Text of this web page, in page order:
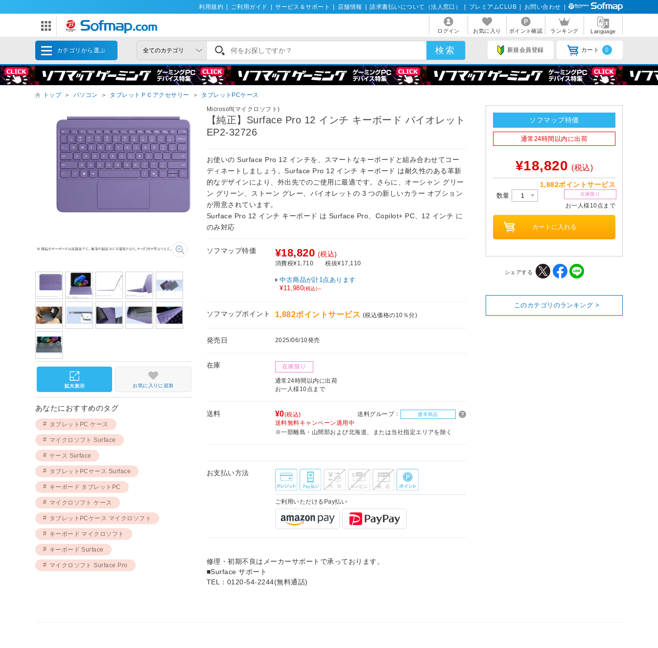
利用規約 ご利用ガイド サービス＆サポート 店舗情報 請求書払いについて（法人窓口） プレミアムCLUB お問い合わせ
ログイン お気に入り ポイント確認 ランキング Language
カテゴリから選ぶ 新規会員登録 カート 0
トップ ＞ パソコン ＞ タブレットＰＣアクセサリー ＞ タブレットPCケース
Microsoft(マイクロソフト)
【純正】Surface Pro 12 インチ キーボード バイオレット
EP2-32726
お使いの Surface Pro 12 インチを、スマートなキーボードと組み合わせてコー
ディネートしましょう。Surface Pro 12 インチ キーボード は耐久性のある革新
的なデザインにより、外出先でのご使用に最適です。さらに、オーシャン グリー
ン グリーン、ストーン グレー、バイオレットの 3 つの新しいカラー オプション
が用意されています。
Surface Pro 12 インチ キーボード は Surface Pro、Copilot+ PC、12 インチ に
のみ対応
ソフマップ特価 ¥18,820 (税込)
消費税¥1,710 税抜¥17,110
中古商品が計1点あります
¥11,980(税込)～
ソフマップポイント 1,882ポイントサービス (税込価格の10％分)
発売日 2025/06/10発売
在庫 在庫限り
通常24時間以内に出荷
お一人様10点まで
送料 ¥0(税込) 送料グループ： 通常商品
送料無料キャンペーン適用中
※一部離島・山間部および北海道、または当社指定エリアを除く
お支払い方法
ご利用いただけるPay払い
修理・初期不良はメーカーサポートで承っております。
■Surface サポート
TEL：0120-54-2244(無料通話)
お気に入りに追加
あなたにおすすめのタグ
タブレットPC ケース
マイクロソフト Surface
ケース Surface
タブレットPCケース Surface
キーボード タブレットPC
マイクロソフト ケース
タブレットPCケース マイクロソフト
キーボード マイクロソフト
キーボード Surface
マイクロソフト Surface Pro
ソフマップ特価
通常24時間以内に出荷
¥18,820 (税込)
1,882ポイントサービス
数量 在庫限り
お一人様10点まで
シェアする
このカテゴリのランキング >